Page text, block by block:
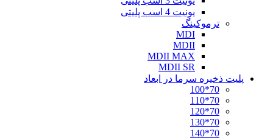
یونیت 4 اسب پلیتی
ترموکینگ
MDI
MDII
MDII MAX
MDII SR
پلیت ذخیره سرما در ابعاد
70*100
70*110
70*120
70*130
70*140